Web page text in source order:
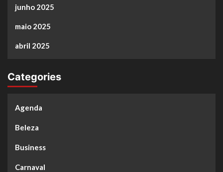
junho 2025
maio 2025
abril 2025
Categories
Agenda
Beleza
Business
Carnaval